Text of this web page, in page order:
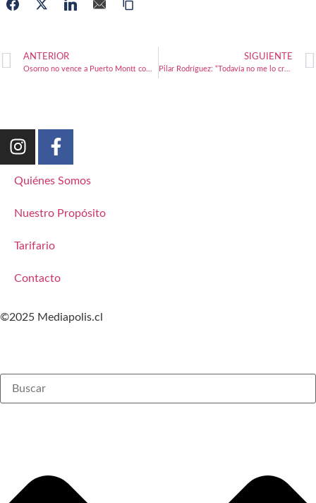
ANTERIOR SIGUIENTE
Pilar Rodríguez: “Todavía no me lo creo mucho, era algo como un sueño”
Quiénes Somos
Nuestro Propósito
Tarifario
Contacto
©2025 Mediapolis.cl